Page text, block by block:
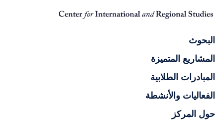
البحوث
المشاريع المتميزة
المبادرات الطلابية
الفعاليات والأنشطة
حول المركز